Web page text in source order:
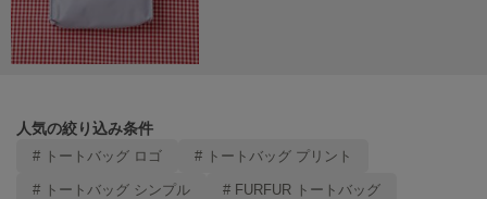
人気の絞り込み条件
# トートバッグ ロゴ # トートバッグ プリント
# トートバッグ シンプル # FURFUR トートバッグ